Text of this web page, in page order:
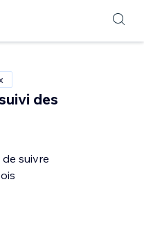
des
suivre